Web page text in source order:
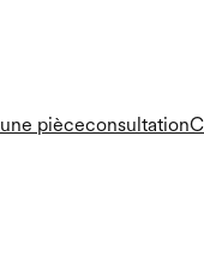
une pièceconsultation